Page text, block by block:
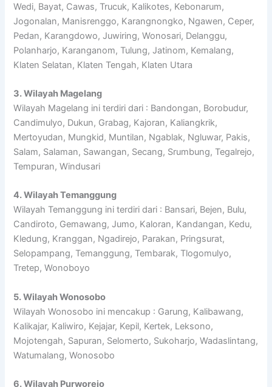
Wedi, Bayat, Cawas, Trucuk, Kalikotes, Kebonarum,
Jogonalan, Manisrenggo, Karangnongko, Ngawen, Ceper,
Pedan, Karangdowo, Juwiring, Wonosari, Delanggu,
Polanharjo, Karanganom, Tulung, Jatinom, Kemalang,
Klaten Selatan, Klaten Tengah, Klaten Utara
3. Wilayah Magelang
Wilayah Magelang ini terdiri dari : Bandongan, Borobudur,
Candimulyo, Dukun, Grabag, Kajoran, Kaliangkrik,
Mertoyudan, Mungkid, Muntilan, Ngablak, Ngluwar, Pakis,
Salam, Salaman, Sawangan, Secang, Srumbung, Tegalrejo,
Tempuran, Windusari
4. Wilayah Temanggung
Wilayah Temanggung ini terdiri dari : Bansari, Bejen, Bulu,
Candiroto, Gemawang, Jumo, Kaloran, Kandangan, Kedu,
Kledung, Kranggan, Ngadirejo, Parakan, Pringsurat,
Selopampang, Temanggung, Tembarak, Tlogomulyo,
Tretep, Wonoboyo
5. Wilayah Wonosobo
Wilayah Wonosobo ini mencakup : Garung, Kalibawang,
Kalikajar, Kaliwiro, Kejajar, Kepil, Kertek, Leksono,
Mojotengah, Sapuran, Selomerto, Sukoharjo, Wadaslintang,
Watumalang, Wonosobo
6. Wilayah Purworejo